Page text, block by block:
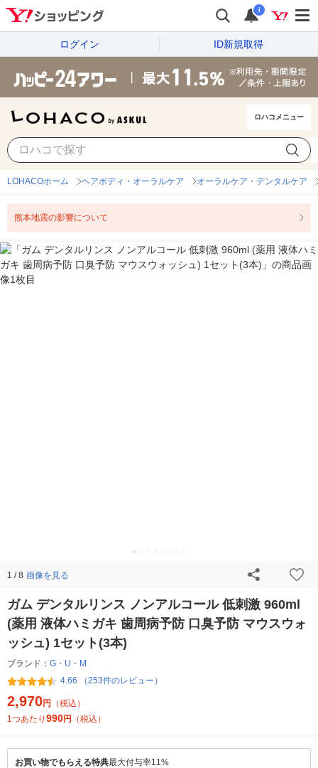
i
ログイン ID新規取得
ロハコメニュー
LOHACOホーム ヘアボディ・オーラルケア オーラルケア・デンタルケア
熊本地震の影響について
1 / 8 画像を見る
ガム デンタルリンス ノンアルコール 低刺激 960ml
(薬用 液体ハミガキ 歯周病予防 口臭予防 マウスウォ
ッシュ) 1セット(3本)
ブランド： G・U・M
4.66 （253件のレビュー）
2,970円
（税込）
1つあたり 990円 （税込）
お買い物でもらえる特典最大付与率11%